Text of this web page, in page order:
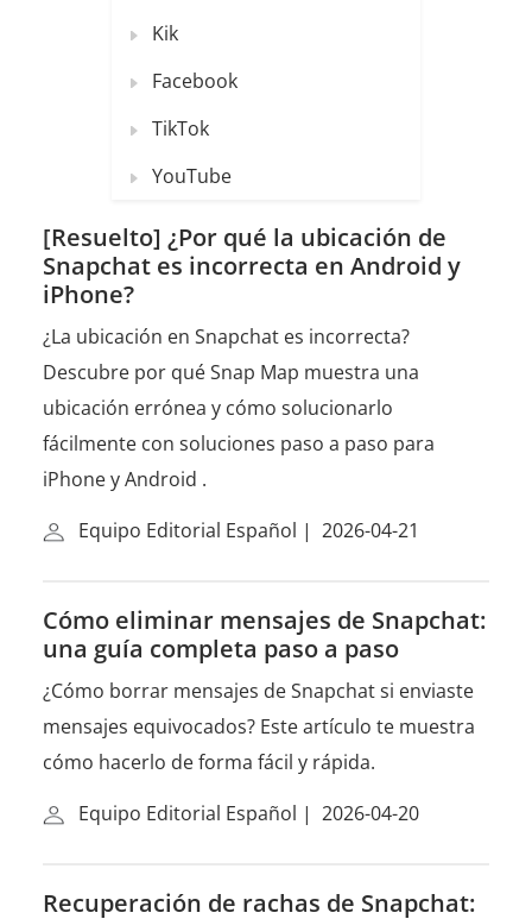
Kik
Facebook
TikTok
YouTube
[Resuelto] ¿Por qué la ubicación de
Snapchat es incorrecta en Android y
iPhone?
¿La ubicación en Snapchat es incorrecta?
Descubre por qué Snap Map muestra una
ubicación errónea y cómo solucionarlo
fácilmente con soluciones paso a paso para
iPhone y Android .
Equipo Editorial Español | 2026-04-21
Cómo eliminar mensajes de Snapchat:
una guía completa paso a paso
¿Cómo borrar mensajes de Snapchat si enviaste
mensajes equivocados? Este artículo te muestra
cómo hacerlo de forma fácil y rápida.
Equipo Editorial Español | 2026-04-20
Recuperación de rachas de Snapchat: